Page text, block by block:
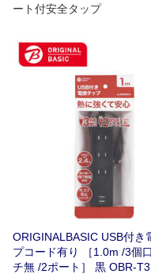
ート付安全タップ
ORIGINALBASIC USB付き
プコード有り ［1.0m /3個
チ無 /2ポート］ 黒 OBR-